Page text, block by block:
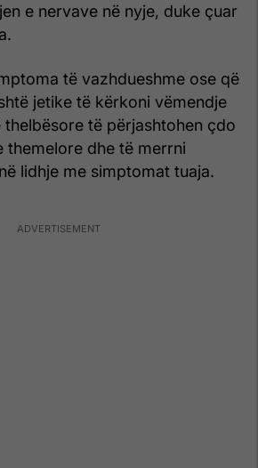
e nervave në nyje, duke çuar
të vazhdueshme ose që
jetike të kërkoni vëmendje
thelbësore të përjashtohen çdo
themelore dhe të merrni
lidhje me simptomat tuaja.